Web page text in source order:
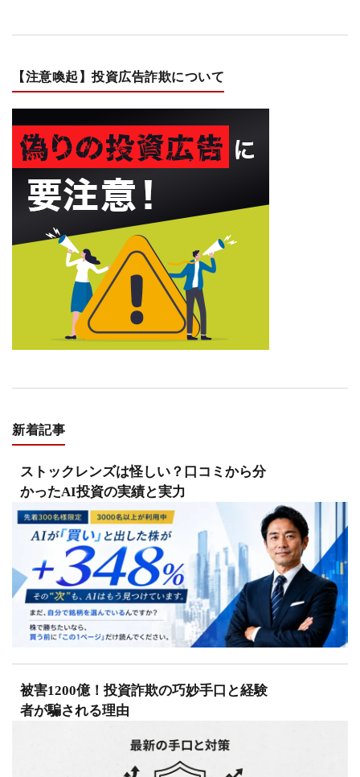
【注意喚起】投資広告詐欺について
新着記事
ストックレンズは怪しい？口コミから分
かったAI投資の実績と実力
被害1200億！投資詐欺の巧妙手口と経験
者が騙される理由